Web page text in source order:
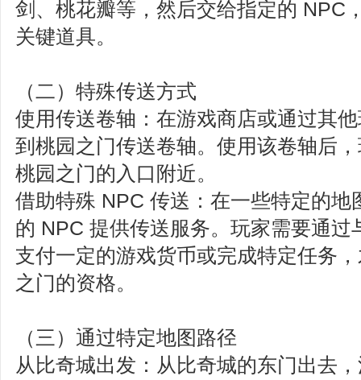
剑、桃花瓣等，然后交给指定的 NPC
关键道具。
（二）特殊传送方式
使用传送卷轴‌：在游戏商店或通过其
到桃园之门传送卷轴。使用该卷轴后
桃园之门的入口附近。
借助特殊 NPC 传送‌：在一些特定的地
的 NPC 提供传送服务。玩家需要通过
支付一定的游戏货币或完成特定任务
之门的资格。
（三）通过特定地图路径
从比奇城出发‌：从比奇城的东门出去